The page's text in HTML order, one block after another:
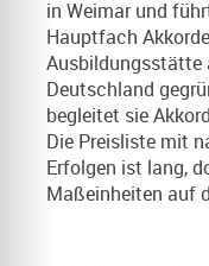
in Weimar und
Hauptfach
Ausbildungsstätte
Deutschland
begleitet sie
Die Preisliste mit
Erfolgen ist lang,
Maßeinheiten auf